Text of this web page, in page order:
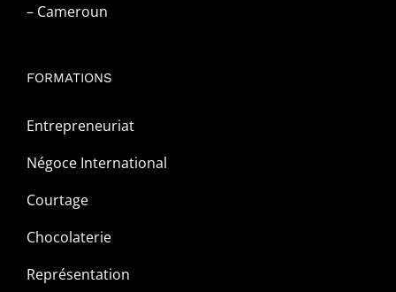
– Cameroun
FORMATIONS
Entrepreneuriat
Négoce International
Courtage
Chocolaterie
Représentation